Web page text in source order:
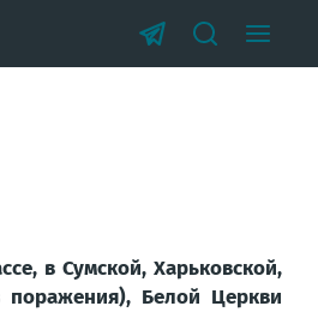
в Сумской, Харьковской,
поражения), Белой Церкви